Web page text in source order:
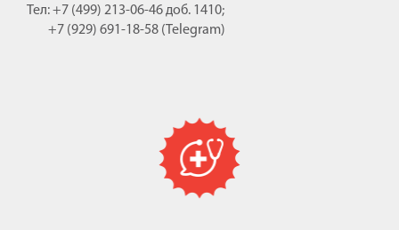
Тел: +7 (499) 213-06-46 доб. 1410;
+7 (929) 691-18-58 (Telegram)